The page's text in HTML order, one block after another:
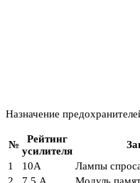
Назначение
№
Рейтинг
усилителя
1
10А
Лампы
2
7,5 А Модуль